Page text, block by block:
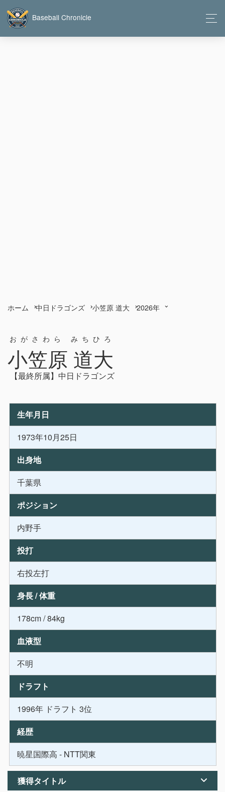
Baseball Chronicle
ホーム 中日ドラゴンズ 小笠原 道大 2026年
小笠原 道大
おがさわら みちひろ
【最終所属】中日ドラゴンズ
生年月日
1973年10月25日
出身地
千葉県
ポジション
内野手
投打
右投左打
身長 / 体重
178cm / 84kg
血液型
不明
ドラフト
1996年 ドラフト 3位
経歴
暁星国際高 - NTT関東
獲得タイトル